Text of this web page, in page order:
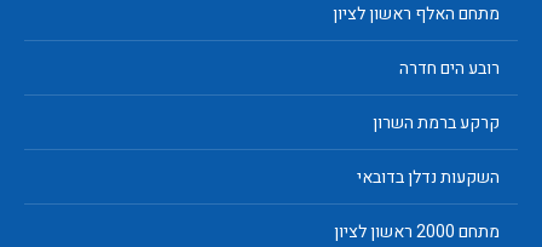
מתחם האלף ראשון לציון
רובע הים חדרה
קרקע ברמת השרון
השקעות נדלן בדובאי
מתחם 2000 ראשון לציון